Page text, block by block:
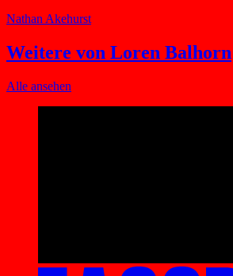
Nathan Akehurst
Weitere von Loren Balhorn
Alle ansehen